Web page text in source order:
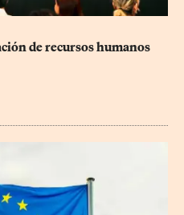
de recursos humanos